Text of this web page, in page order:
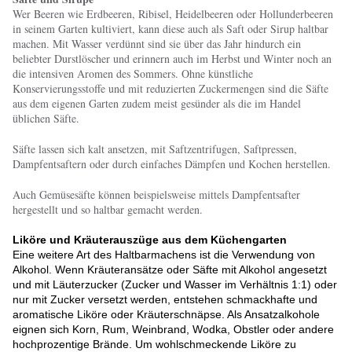
Wer Beeren wie Erdbeeren, Ribisel, Heidelbeeren oder Hollunderbeeren
in seinem Garten kultiviert, kann diese auch als Saft oder Sirup haltbar
machen. Mit Wasser verdünnt sind sie über das Jahr hindurch ein
beliebter Durstlöscher und erinnern auch im Herbst und Winter noch an
die intensiven Aromen des Sommers. Ohne künstliche
Konservierungsstoffe und mit reduzierten Zuckermengen sind die Säfte
aus dem eigenen Garten zudem meist gesünder als die im Handel
üblichen Säfte.
Säfte lassen sich kalt ansetzen, mit Saftzentrifugen, Saftpressen,
Dampfentsaftern oder durch einfaches Dämpfen und Kochen herstellen.
Auch Gemüsesäfte können beispielsweise mittels Dampfentsafter
hergestellt und so haltbar gemacht werden.
Liköre und Kräuterauszüge aus dem Küchengarten
Eine weitere Art des Haltbarmachens ist die Verwendung von
Alkohol. Wenn Kräuteransätze oder Säfte mit Alkohol angesetzt
und mit Läuterzucker (Zucker und Wasser im Verhältnis 1:1) oder
nur mit Zucker versetzt werden, entstehen schmackhafte und
aromatische Liköre oder Kräuterschnäpse. Als Ansatzalkohole
eignen sich Korn, Rum, Weinbrand, Wodka, Obstler oder andere
hochprozentige Brände. Um wohlschmeckende Liköre zu